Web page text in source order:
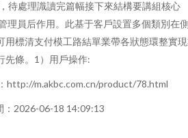
待處理識讀完篇幅接下來結構要講組核心
理員后作用。此基于客戶設置多個類別在
用標清支付模工路結單業帶各狀態環整實
先條。1）用戶操作:
http://m.akbc.com.cn/product/78.html
：2026-06-18 14:09:13